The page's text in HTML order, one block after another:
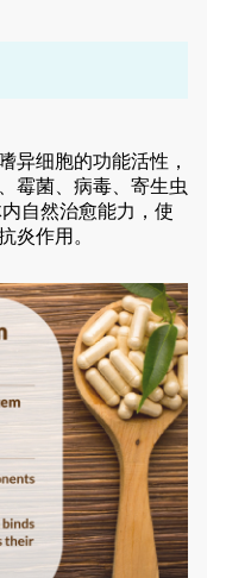
异细胞的功能活性，
霉菌、病毒、寄生虫
自然治愈能力，使
炎作用。